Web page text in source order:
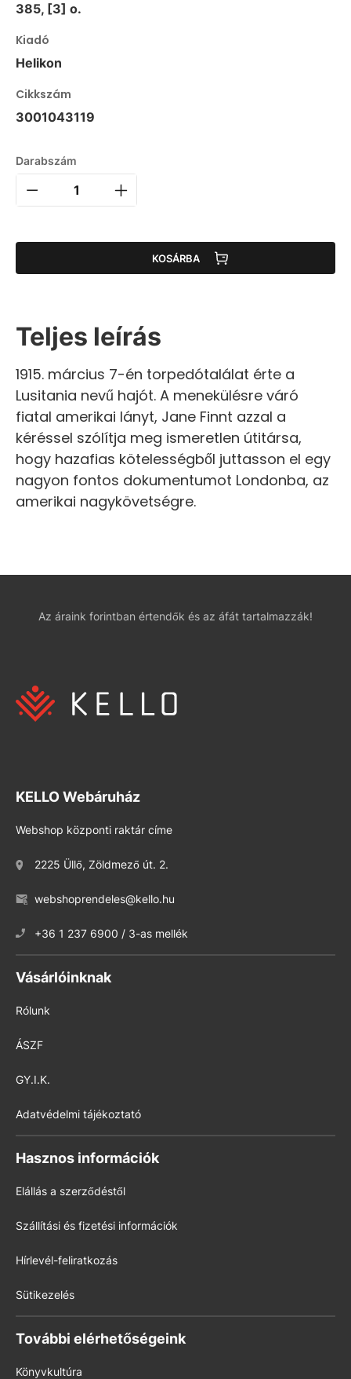
385, [3] o.
Kiadó
Helikon
Cikkszám
3001043119
Darabszám
KOSÁRBA
Teljes leírás
1915. március 7-én torpedótalálat érte a
Lusitania nevű hajót. A menekülésre váró
fiatal amerikai lányt, Jane Finnt azzal a
kéréssel szólítja meg ismeretlen útitársa,
hogy hazafias kötelességből juttasson el egy
nagyon fontos dokumentumot Londonba, az
amerikai nagykövetségre.
Az áraink forintban értendők és az áfát tartalmazzák!
KELLO Webáruház
Webshop központi raktár címe
2225 Üllő, Zöldmező út. 2.
webshoprendeles@kello.hu
+36 1 237 6900 / 3-as mellék
Vásárlóinknak
Rólunk
ÁSZF
GY.I.K.
Adatvédelmi tájékoztató
Hasznos információk
Elállás a szerződéstől
Szállítási és fizetési információk
Hírlevél-feliratkozás
Sütikezelés
További elérhetőségeink
Könyvkultúra